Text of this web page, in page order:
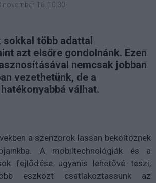
november 16. 10:30
sokkal több adattal
azt elsőre gondolnánk. Ezen
nemcsak jobban
vezethetünk, de a
válhat.
a szenzorok lassan beköltöznek
A mobiltechnológiák és a
fejlődése ugyanis lehetővé teszi,
eszközt csatlakoztassunk az